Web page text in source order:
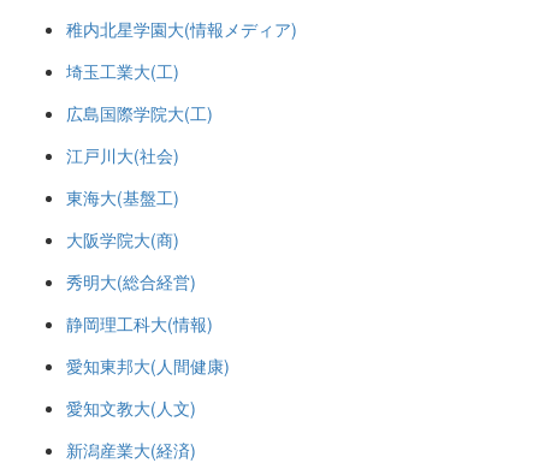
稚内北星学園大(情報メディア)
埼玉工業大(工)
広島国際学院大(工)
江戸川大(社会)
東海大(基盤工)
大阪学院大(商)
秀明大(総合経営)
静岡理工科大(情報)
愛知東邦大(人間健康)
愛知文教大(人文)
新潟産業大(経済)